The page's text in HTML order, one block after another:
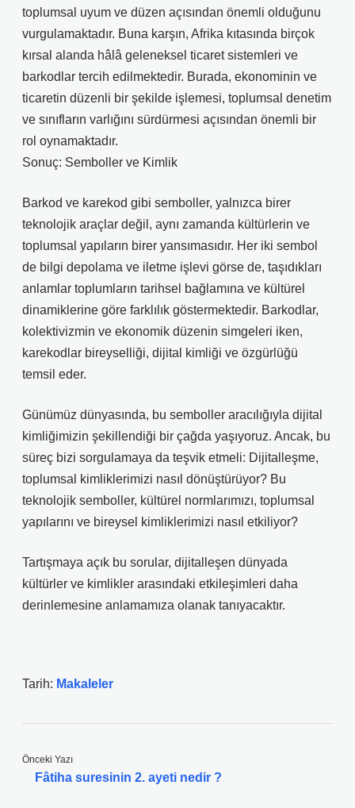
toplumsal uyum ve düzen açısından önemli olduğunu
vurgulamaktadır. Buna karşın, Afrika kıtasında birçok
kırsal alanda hâlâ geleneksel ticaret sistemleri ve
barkodlar tercih edilmektedir. Burada, ekonominin ve
ticaretin düzenli bir şekilde işlemesi, toplumsal denetim
ve sınıfların varlığını sürdürmesi açısından önemli bir
rol oynamaktadır.
Sonuç: Semboller ve Kimlik
Barkod ve karekod gibi semboller, yalnızca birer
teknolojik araçlar değil, aynı zamanda kültürlerin ve
toplumsal yapıların birer yansımasıdır. Her iki sembol
de bilgi depolama ve iletme işlevi görse de, taşıdıkları
anlamlar toplumların tarihsel bağlamına ve kültürel
dinamiklerine göre farklılık göstermektedir. Barkodlar,
kolektivizmin ve ekonomik düzenin simgeleri iken,
karekodlar bireyselliği, dijital kimliği ve özgürlüğü
temsil eder.
Günümüz dünyasında, bu semboller aracılığıyla dijital
kimliğimizin şekillendiği bir çağda yaşıyoruz. Ancak, bu
süreç bizi sorgulamaya da teşvik etmeli: Dijitalleşme,
toplumsal kimliklerimizi nasıl dönüştürüyor? Bu
teknolojik semboller, kültürel normlarımızı, toplumsal
yapılarını ve bireysel kimliklerimizi nasıl etkiliyor?
Tartışmaya açık bu sorular, dijitalleşen dünyada
kültürler ve kimlikler arasındaki etkileşimleri daha
derinlemesine anlamamıza olanak tanıyacaktır.
Tarih: Makaleler
Önceki Yazı
Fâtiha suresinin 2. ayeti nedir ?